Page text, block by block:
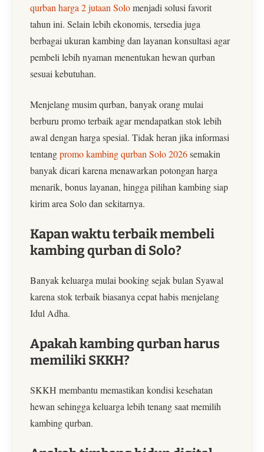
qurban harga 2 jutaan Solomenjadi solusi favorit
tahun ini. Selain lebih ekonomis, tersedia juga
berbagai ukuran kambing dan layanan konsultasi agar
pembeli lebih nyaman menentukan hewan qurban
sesuai kebutuhan.
Menjelang musim qurban, banyak orang mulai
berburu promo terbaik agar mendapatkan stok lebih
awal dengan harga spesial. Tidak heran jika informasi
tentangpromo kambing qurban Solo 2026semakin
banyak dicari karena menawarkan potongan harga
menarik, bonus layanan, hingga pilihan kambing siap
kirim area Solo dan sekitarnya.
Kapan waktu terbaik membeli
kambing qurban di Solo?
Banyak keluarga mulai booking sejak bulan Syawal
karena stok terbaik biasanya cepat habis menjelang
Idul Adha.
Apakah kambing qurban harus
memiliki SKKH?
SKKH membantu memastikan kondisi kesehatan
hewan sehingga keluarga lebih tenang saat memilih
kambing qurban.